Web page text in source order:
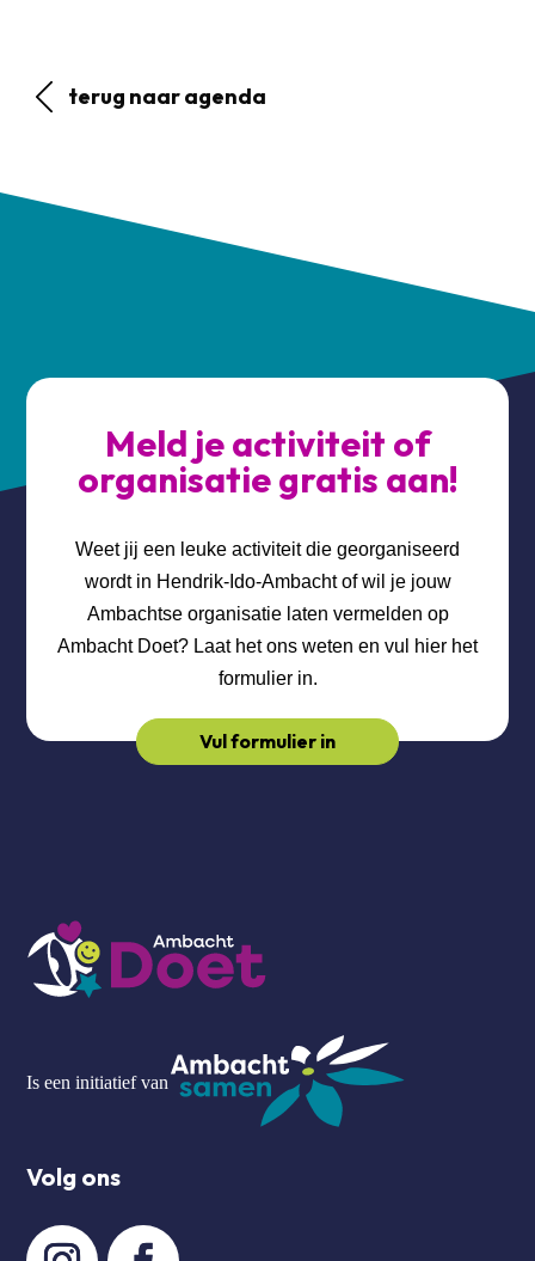
terug naar agenda
Meld je activiteit of
organisatie gratis aan!
Weet jij een leuke activiteit die georganiseerd
wordt in Hendrik-Ido-Ambacht of wil je jouw
Ambachtse organisatie laten vermelden op
Ambacht Doet? Laat het ons weten en vul hier het
formulier in.
Vul formulier in
Is een initiatief van
Volg ons